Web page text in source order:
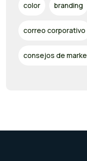
color branding
correo corporativo
consejos de